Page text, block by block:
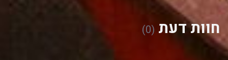
חוות דעת(0)